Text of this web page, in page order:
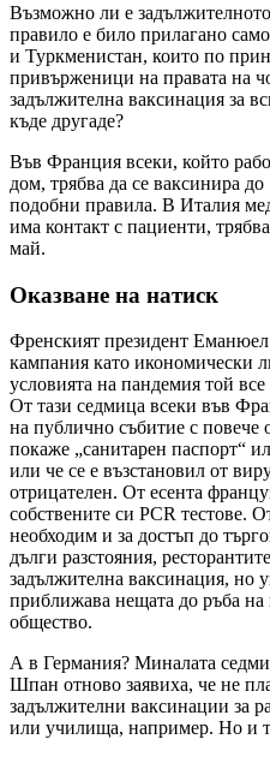
Възможно ли е
правило е било прилагано
и Туркменистан, които по
привърженици на правата на
задължителна ваксинация за
къде другаде?
Във Франция всеки, който
дом, трябва да се ваксинира
подобни правила. В Италия
има контакт с пациенти,
май.
Оказване на натиск
Френският президент
кампания като икономически
условията на пандемия той
От тази седмица всеки във
на публично събитие с повече
покаже „санитарен паспорт“
или че се е възстановил от
отрицателен. От есента
собствените си PCR тестове.
необходим и за достъп до
дълги разстояния,
задължителна ваксинация, но
приближава нещата до ръба
общество.
А в Германия? Миналата
Шпан отново заявиха, че не
задължителни ваксинации за
или училища, например. Но и